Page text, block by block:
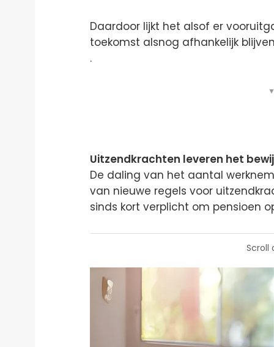
Daardoor lijkt het alsof er
toekomst alsnog afhankelijk
.
Uitzendkrachten leveren het
De daling van het aantal
van nieuwe regels voor
sinds kort verplicht om pensioen
Scroll